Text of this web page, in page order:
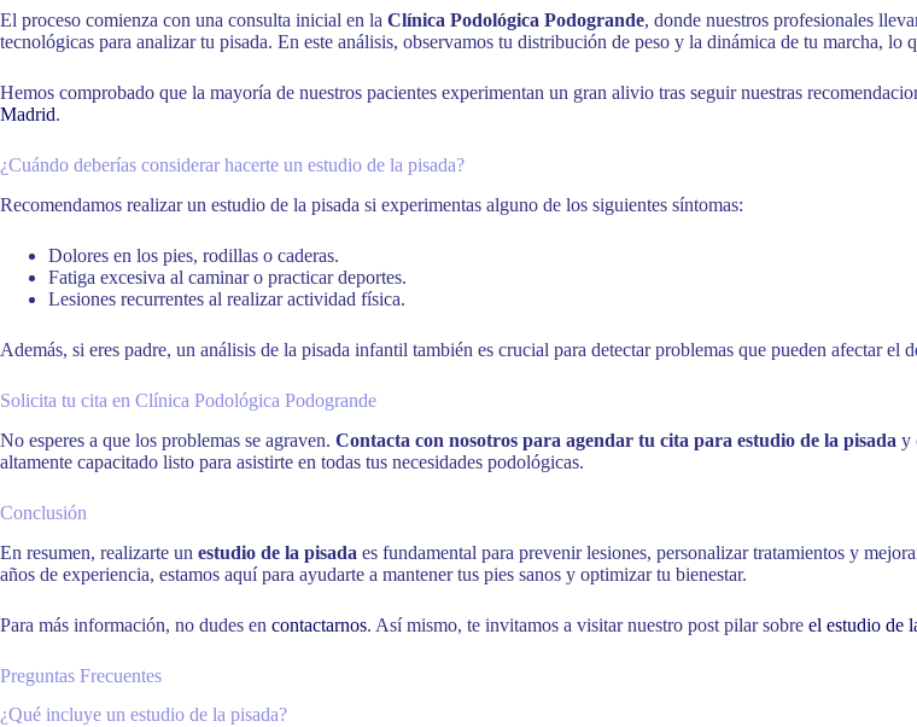
El proceso comienza con una consulta inicial en la Clínica Podológica Podogrande, donde nuestros profesionales
tecnológicas para analizar tu pisada. En este análisis, observamos tu distribución de peso y la dinámica de tu marcha, lo
Hemos comprobado que la mayoría de nuestros pacientes experimentan un gran alivio tras seguir nuestras
Madrid.
¿Cuándo deberías considerar hacerte un estudio de la pisada?
Recomendamos realizar un estudio de la pisada si experimentas alguno de los siguientes síntomas:
Dolores en los pies, rodillas o caderas.
Fatiga excesiva al caminar o practicar deportes.
Lesiones recurrentes al realizar actividad física.
Además, si eres padre, un análisis de la pisada infantil también es crucial para detectar problemas que pueden afectar el
Solicita tu cita en Clínica Podológica Podogrande
No esperes a que los problemas se agraven. Contacta con nosotros para agendar tu cita para estudio de la pisada y
altamente capacitado listo para asistirte en todas tus necesidades podológicas.
Conclusión
En resumen, realizarte un estudio de la pisada es fundamental para prevenir lesiones, personalizar tratamientos y
años de experiencia, estamos aquí para ayudarte a mantener tus pies sanos y optimizar tu bienestar.
Para más información, no dudes en contactarnos. Así mismo, te invitamos a visitar nuestro post pilar sobre el estudio de
Preguntas Frecuentes
¿Qué incluye un estudio de la pisada?